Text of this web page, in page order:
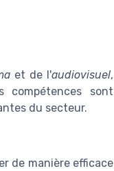
et de l'audiovisuel,
compétences sont
du secteur.
de manière efficace